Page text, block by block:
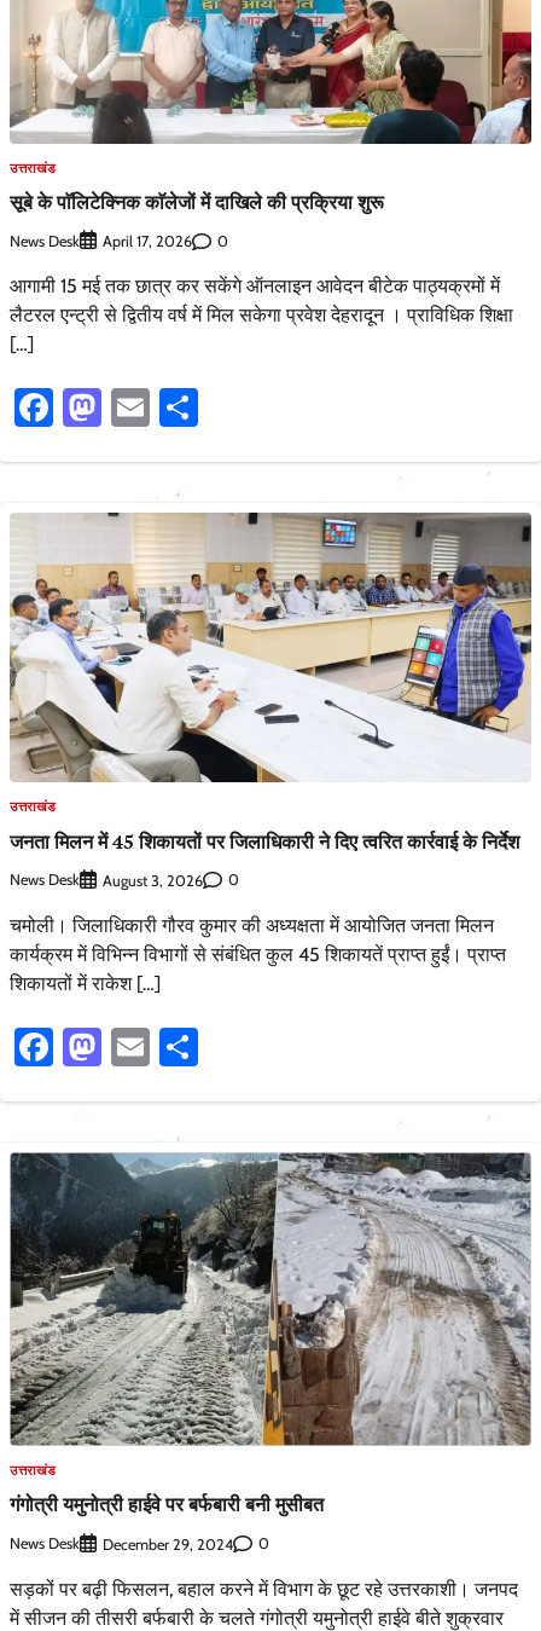
उत्तराखंड
सूबे के पाॅलिटेक्निक काॅलेजों में दाखिले की प्रक्रिया शुरू
News Desk April 17, 2026 0
आगामी 15 मई तक छात्र कर सकेंगे ऑनलाइन आवेदन बीटेक पाठ्यक्रमों में
लैटरल एन्ट्री से द्वितीय वर्ष में मिल सकेगा प्रवेश देहरादून । प्राविधिक शिक्षा
[…]
Facebook
Mastodon
Email
उत्तराखंड
जनता मिलन में 45 शिकायतों पर जिलाधिकारी ने दिए त्वरित कार्रवाई के निर्देश
News Desk August 3, 2026 0
चमोली। जिलाधिकारी गौरव कुमार की अध्यक्षता में आयोजित जनता मिलन
कार्यक्रम में विभिन्न विभागों से संबंधित कुल 45 शिकायतें प्राप्त हुईं। प्राप्त
शिकायतों में राकेश […]
Facebook
Mastodon
Email
उत्तराखंड
गंगोत्री यमुनोत्री हाईवे पर बर्फबारी बनी मुसीबत
News Desk December 29, 2024 0
सड़कों पर बढ़ी फिसलन, बहाल करने में विभाग के छूट रहे उत्तरकाशी। जनपद
में सीजन की तीसरी बर्फबारी के चलते गंगोत्री यमुनोत्री हाईवे बीते शुक्रवार